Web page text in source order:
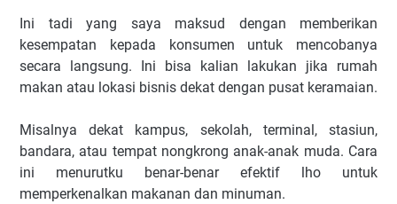
Ini tadi yang saya maksud dengan memberikan
kesempatan kepada konsumen untuk mencobanya
secara langsung. Ini bisa kalian lakukan jika rumah
makan atau lokasi bisnis dekat dengan pusat keramaian.
Misalnya dekat kampus, sekolah, terminal, stasiun,
bandara, atau tempat nongkrong anak-anak muda. Cara
ini menurutku benar-benar efektif lho untuk
memperkenalkan makanan dan minuman.